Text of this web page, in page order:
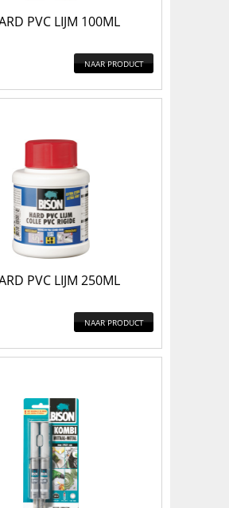
PVC LIJM 100ML
NAAR PRODUCT
PVC LIJM 250ML
NAAR PRODUCT